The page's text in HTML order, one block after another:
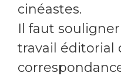
cinéastes.
Il faut
travail éditorial